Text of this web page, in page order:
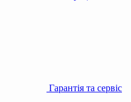
Гарантія та сервіс